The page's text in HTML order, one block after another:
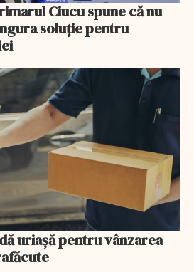
Ciucu spune că nu
soluţie pentru
uriaşă pentru vânzarea